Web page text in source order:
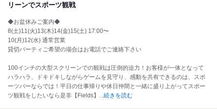
リーンでスポーツ観戦
◆お盆休みご案内◆
8(土)11(火)13(木)14(金)15(土) 17:00〜
10(月)12(水) 通常営業
貸切パーティご希望の場合はお電話でご連絡下さい
100インチの大型スクリーンでの観戦は圧倒的迫力！お客様が一体となって
ハラハラ、ドキドキしながらゲームを見守り、感動を共有できるのは、スポ
ーツバーならでは！平日の仕事帰りや休日仲間と一緒に盛り上がってスポー
ツ観戦をしたいなら是非【Fields】 ...続きを読む